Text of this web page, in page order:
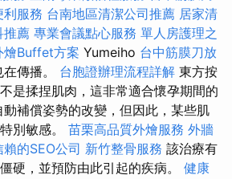
利服務 台南地區清潔公司推薦 居家清
推薦 專業會議點心服務 單人房護理之
燴Buffet方案 Yumeiho 台中筋膜刀放
傳播。 台胞證辦理流程詳解 東方按
是揉捏肌肉，這非常適合懷孕期間的
補償姿勢的改變，但因此，某些肌
別敏感。 苗栗高品質外燴服務 外牆
的SEO公司 新竹整骨服務 該治療有
硬，並預防由此引起的疾病。 健康